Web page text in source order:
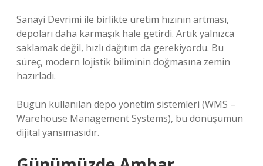
Sanayi Devrimi ile birlikte üretim hızının artması,
depoları daha karmaşık hale getirdi. Artık yalnızca
saklamak değil, hızlı dağıtım da gerekiyordu. Bu
süreç, modern lojistik biliminin doğmasına zemin
hazırladı.
Bugün kullanılan depo yönetim sistemleri (WMS –
Warehouse Management Systems), bu dönüşümün
dijital yansımasıdır.